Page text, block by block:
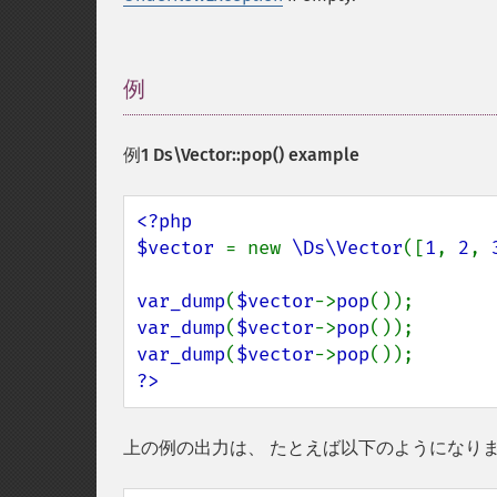
例
例1 Ds\Vector::pop() example
<?php
$vector = new \Ds\Vector([1, 2,
var_dump($vector->pop
var_dump($vector->pop
var_dump($vector->pop
?>
上の例の出力は、 たとえば以下のようになりま